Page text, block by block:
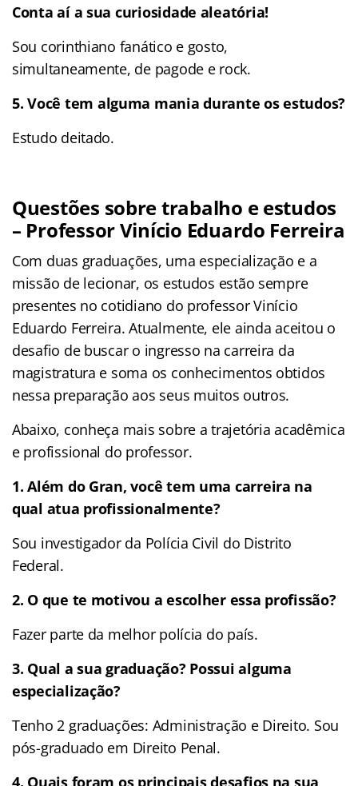
Conta aí a sua curiosidade aleatória!
Sou corinthiano fanático e gosto,
simultaneamente, de pagode e rock.
5. Você tem alguma mania durante os estudos?
Estudo deitado.
Questões sobre trabalho e estudos
– Professor Vinício Eduardo Ferreira
Com duas graduações, uma especialização e a
missão de lecionar, os estudos estão sempre
presentes no cotidiano do professor Vinício
Eduardo Ferreira. Atualmente, ele ainda aceitou o
desafio de buscar o ingresso na carreira da
magistratura e soma os conhecimentos obtidos
nessa preparação aos seus muitos outros.
Abaixo, conheça mais sobre a trajetória acadêmica
e profissional do professor.
1. Além do Gran, você tem uma carreira na
qual atua profissionalmente?
Sou investigador da Polícia Civil do Distrito
Federal.
2. O que te motivou a escolher essa profissão?
Fazer parte da melhor polícia do país.
3. Qual a sua graduação? Possui alguma
especialização?
Tenho 2 graduações: Administração e Direito. Sou
pós-graduado em Direito Penal.
4. Quais foram os principais desafios na sua